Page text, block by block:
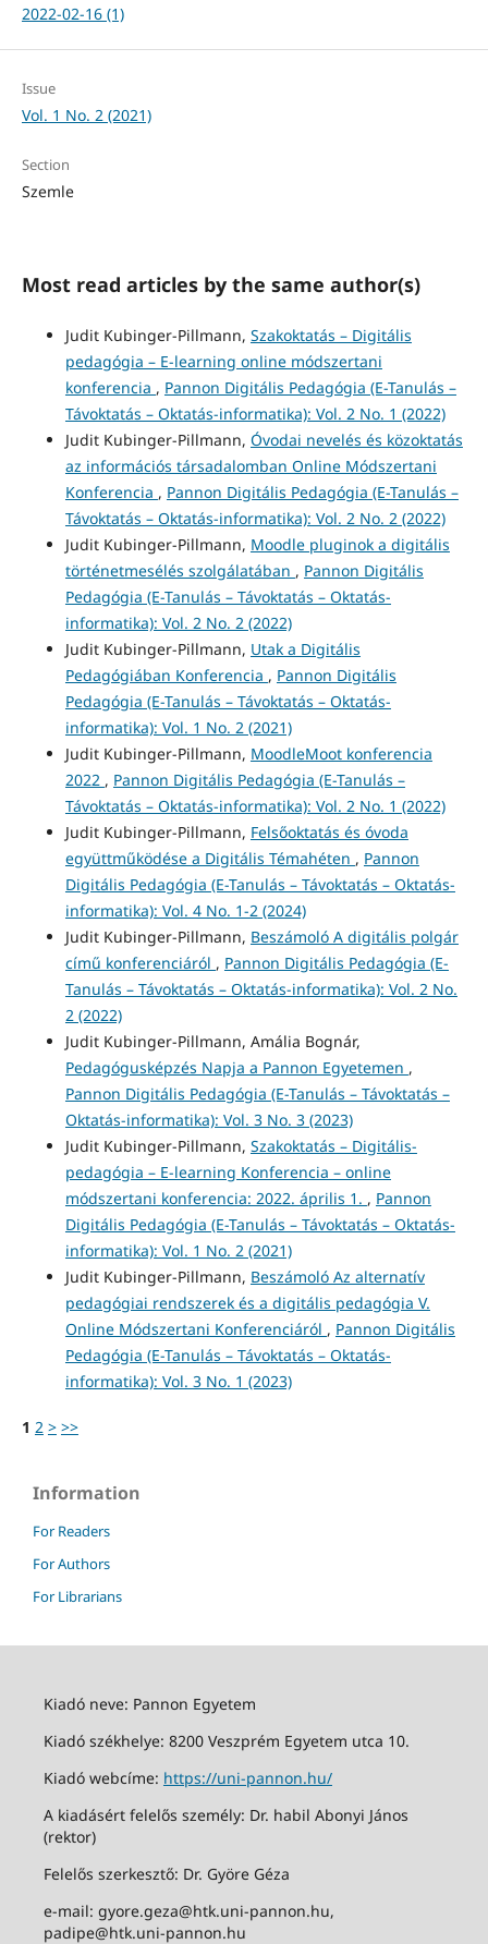
2022-02-16 (1)
Issue
Vol. 1 No. 2 (2021)
Section
Szemle
Most read articles by the same author(s)
Judit Kubinger-Pillmann, Szakoktatás – Digitális
pedagógia – E-learning online módszertani
konferencia , Pannon Digitális Pedagógia (E-Tanulás –
Távoktatás – Oktatás-informatika): Vol. 2 No. 1 (2022)
Judit Kubinger-Pillmann, Óvodai nevelés és közoktatás
az információs társadalomban Online Módszertani
Konferencia , Pannon Digitális Pedagógia (E-Tanulás –
Távoktatás – Oktatás-informatika): Vol. 2 No. 2 (2022)
Judit Kubinger-Pillmann, Moodle pluginok a digitális
történetmesélés szolgálatában , Pannon Digitális
Pedagógia (E-Tanulás – Távoktatás – Oktatás-
informatika): Vol. 2 No. 2 (2022)
Judit Kubinger-Pillmann, Utak a Digitális
Pedagógiában Konferencia , Pannon Digitális
Pedagógia (E-Tanulás – Távoktatás – Oktatás-
informatika): Vol. 1 No. 2 (2021)
Judit Kubinger-Pillmann, MoodleMoot konferencia
2022 , Pannon Digitális Pedagógia (E-Tanulás –
Távoktatás – Oktatás-informatika): Vol. 2 No. 1 (2022)
Judit Kubinger-Pillmann, Felsőoktatás és óvoda
együttműködése a Digitális Témahéten , Pannon
Digitális Pedagógia (E-Tanulás – Távoktatás – Oktatás-
informatika): Vol. 4 No. 1-2 (2024)
Judit Kubinger-Pillmann, Beszámoló A digitális polgár
című konferenciáról , Pannon Digitális Pedagógia (E-
Tanulás – Távoktatás – Oktatás-informatika): Vol. 2 No.
2 (2022)
Judit Kubinger-Pillmann, Amália Bognár,
Pedagógusképzés Napja a Pannon Egyetemen ,
Pannon Digitális Pedagógia (E-Tanulás – Távoktatás –
Oktatás-informatika): Vol. 3 No. 3 (2023)
Judit Kubinger-Pillmann, Szakoktatás – Digitális-
pedagógia – E-learning Konferencia – online
módszertani konferencia: 2022. április 1. , Pannon
Digitális Pedagógia (E-Tanulás – Távoktatás – Oktatás-
informatika): Vol. 1 No. 2 (2021)
Judit Kubinger-Pillmann, Beszámoló Az alternatív
pedagógiai rendszerek és a digitális pedagógia V.
Online Módszertani Konferenciáról , Pannon Digitális
Pedagógia (E-Tanulás – Távoktatás – Oktatás-
informatika): Vol. 3 No. 1 (2023)
1 2 > >>
Information
For Readers
For Authors
For Librarians
Kiadó neve: Pannon Egyetem
Kiadó székhelye: 8200 Veszprém Egyetem utca 10.
Kiadó webcíme: https://uni-pannon.hu/
A kiadásért felelős személy: Dr. habil Abonyi János
(rektor)
Felelős szerkesztő: Dr. Györe Géza
e-mail: gyore.geza@htk.uni-pannon.hu,
padipe@htk.uni-pannon.hu